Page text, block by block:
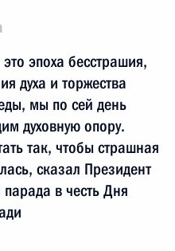
эпоха бесстрашия,
духа и торжества
мы по сей день
духовную опору.
так, чтобы страшная
сказал Президент
в честь Дня